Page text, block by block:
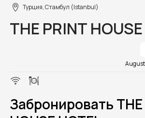
Турция, Стамбул (Istanbul)
THE PRINT
Забронировать THE